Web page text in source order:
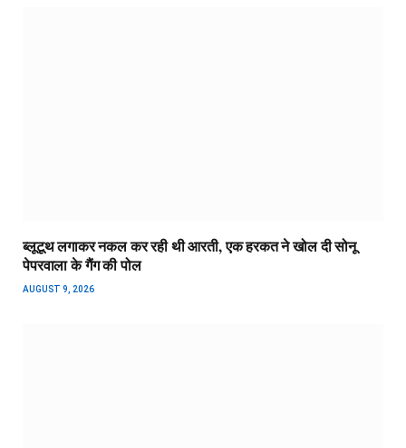
ब्लूटूथ लगाकर नकल कर रही थी आरती, एक हरकत ने खोल दी सोनू
पेपरवाला के गैंग की पोल
AUGUST 9, 2026